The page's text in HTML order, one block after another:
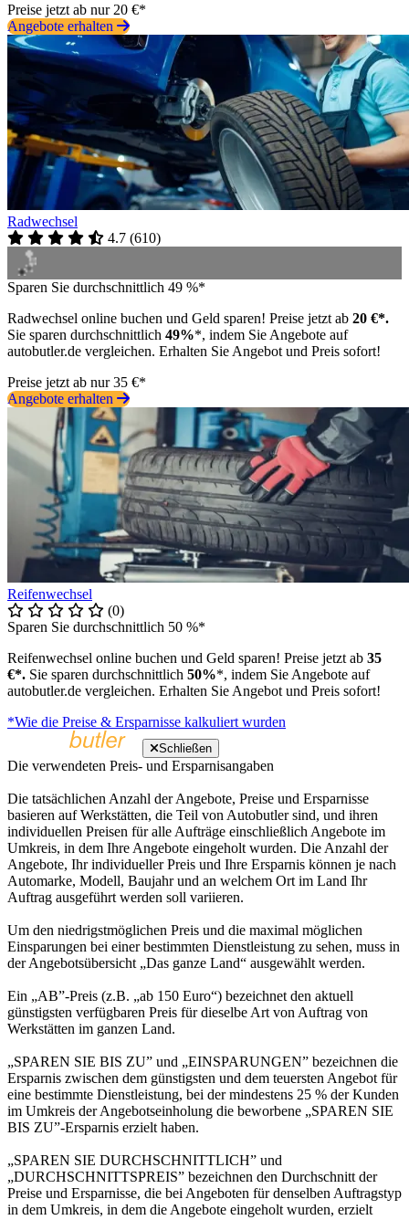
Preise jetzt ab nur 20 €*
Angebote erhalten
Radwechsel
4.7 (610)
Sparen Sie durchschnittlich 49 %*
Radwechsel online buchen und Geld sparen! Preise jetzt ab 20 €*.
Sie sparen durchschnittlich 49%*, indem Sie Angebote auf
autobutler.de vergleichen. Erhalten Sie Angebot und Preis sofort!
Preise jetzt ab nur 35 €*
Angebote erhalten
Reifenwechsel
(0)
Sparen Sie durchschnittlich 50 %*
Reifenwechsel online buchen und Geld sparen! Preise jetzt ab 35
€*. Sie sparen durchschnittlich 50%*, indem Sie Angebote auf
autobutler.de vergleichen. Erhalten Sie Angebot und Preis sofort!
*Wie die Preise & Ersparnisse kalkuliert wurden
Schließen
Die verwendeten Preis- und Ersparnisangaben
Die tatsächlichen Anzahl der Angebote, Preise und Ersparnisse
basieren auf Werkstätten, die Teil von Autobutler sind, und ihren
individuellen Preisen für alle Aufträge einschließlich Angebote im
Umkreis, in dem Ihre Angebote eingeholt wurden. Die Anzahl der
Angebote, Ihr individueller Preis und Ihre Ersparnis können je nach
Automarke, Modell, Baujahr und an welchem Ort im Land Ihr
Auftrag ausgeführt werden soll variieren.
Um den niedrigstmöglichen Preis und die maximal möglichen
Einsparungen bei einer bestimmten Dienstleistung zu sehen, muss in
der Angebotsübersicht „Das ganze Land“ ausgewählt werden.
Ein „AB”-Preis (z.B. „ab 150 Euro“) bezeichnet den aktuell
günstigsten verfügbaren Preis für dieselbe Art von Auftrag von
Werkstätten im ganzen Land.
„SPAREN SIE BIS ZU” und „EINSPARUNGEN” bezeichnen die
Ersparnis zwischen dem günstigsten und dem teuersten Angebot für
eine bestimmte Dienstleistung, bei der mindestens 25 % der Kunden
im Umkreis der Angebotseinholung die beworbene „SPAREN SIE
BIS ZU”-Ersparnis erzielt haben.
„SPAREN SIE DURCHSCHNITTLICH” und
„DURCHSCHNITTSPREIS” bezeichnen den Durchschnitt der
Preise und Ersparnisse, die bei Angeboten für denselben Auftragstyp
in dem Umkreis, in dem die Angebote eingeholt wurden, erzielt